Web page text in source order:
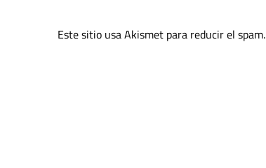
Este sitio usa Akismet para reducir el spam.